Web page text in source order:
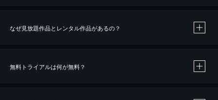
なぜ見放題作品とレンタル作品があるの？
無料トライアルは何が無料？